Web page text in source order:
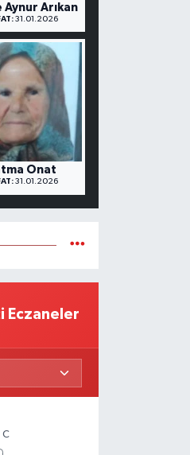
Aynur Arıkan
31.01.2026
Onat
31.01.2026
Eczaneler
C